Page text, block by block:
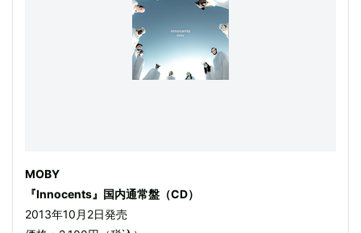
MOBY
『Innocents』国内通常盤（CD）
2013年10月2日発売